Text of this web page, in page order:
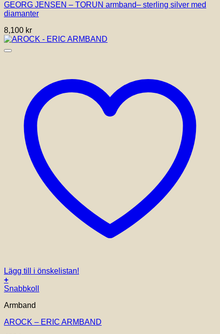
flera
varianter.
olika
alternativen
kan
GEORG JENSEN – TORUN armband– sterling silver med
diamanter
8,100 kr
Lägg till i önskelistan!
+
Snabbkoll
Armband
AROCK – ERIC ARMBAND